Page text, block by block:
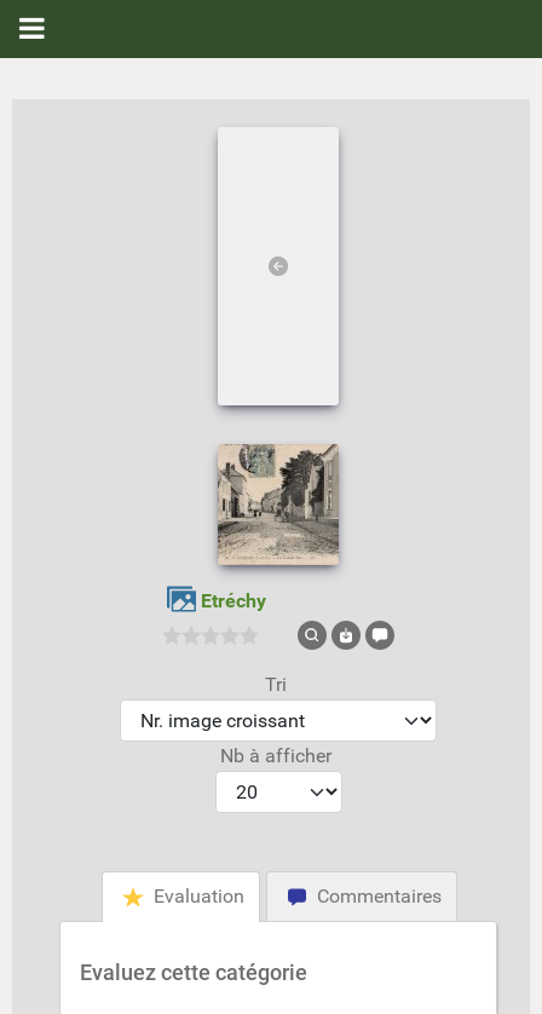
Etréchy
Tri
Nb à afficher
Evaluation Commentaires
Evaluez cette catégorie